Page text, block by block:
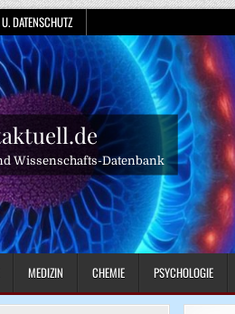
DATENSCHUTZ
Wissenschafts-Datenbank
MEDIZIN CHEMIE PSYCHOLOGIE